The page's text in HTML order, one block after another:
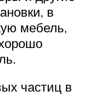
в
мебель,
частиц в